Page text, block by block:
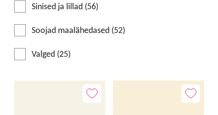
Sinised ja lillad (56)
Soojad maalähedased (52)
Valged (25)